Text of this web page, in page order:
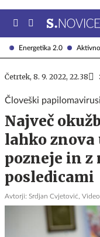
Energetika 2.0
Četrtek, 8. 9. 2022, 22.38
Človeški
Največ
lahko
pozneje in
posledicami
Avtorji: Srdjan Cvjetović,